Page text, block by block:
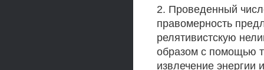
2. Проведенный
правомерность
релятивистскую
образом с помощью
извлечение